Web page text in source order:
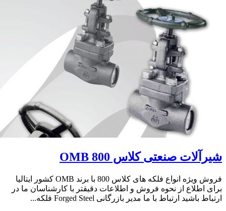
شیرآلات صنعتی کلاس 800 OMB
فروش ویژه انواع فلکه های کلاس 800 با برند OMB کشور ایتالیا
برای اطلاع از نحوه فروش و اطلاعات دقیقتر با کارشناسان ما در
ارتباط باشید ارتباط با ما مدیر بازرگانی Forged Steel فلکه...